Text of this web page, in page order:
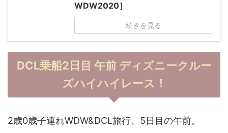
WDW2020］
続きを見る
DCL乗船2日目 午前 ディズニークルー
ズハイハイレース！
2歳0歳子連れWDW&DCL旅行、5日目の午前。